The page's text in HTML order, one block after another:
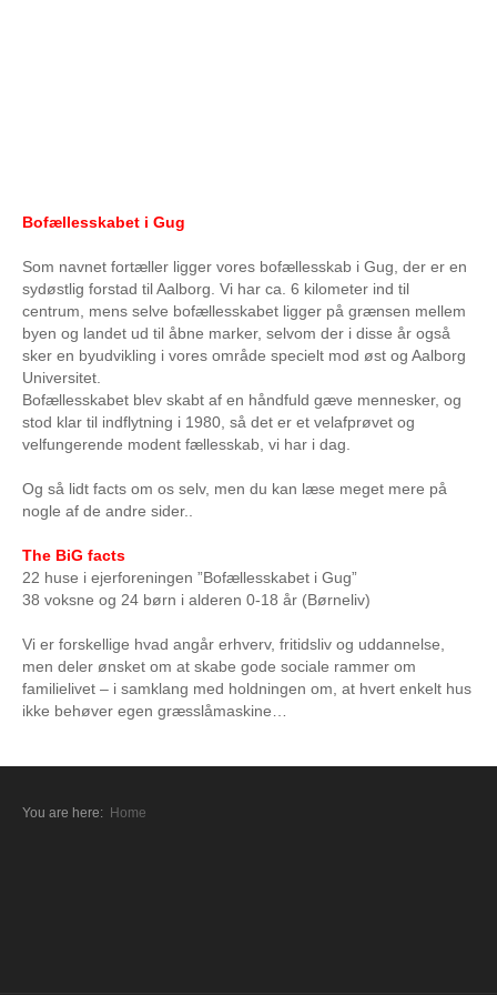
Bofællesskabet i Gug
Som navnet fortæller ligger vores bofællesskab i Gug, der er en
sydøstlig forstad til Aalborg. Vi har ca. 6 kilometer ind til
centrum, mens selve bofællesskabet ligger på grænsen mellem
byen og landet ud til åbne marker, selvom der i disse år også
sker en byudvikling i vores område specielt mod øst og Aalborg
Universitet.
Bofællesskabet blev skabt af en håndfuld gæve mennesker, og
stod klar til indflytning i 1980, så det er et velafprøvet og
velfungerende modent fællesskab, vi har i dag.
Og så lidt facts om os selv, men du kan læse meget mere på
nogle af de andre sider..
The BiG facts
22 huse i ejerforeningen ”Bofællesskabet i Gug”
38 voksne og 24 børn i alderen 0-18 år (Børneliv)
Vi er forskellige hvad angår erhverv, fritidsliv og uddannelse,
men deler ønsket om at skabe gode sociale rammer om
familielivet – i samklang med holdningen om, at hvert enkelt hus
ikke behøver egen græsslåmaskine…
You are here: Home